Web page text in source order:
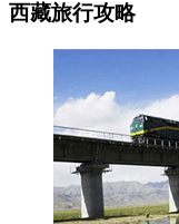
西藏旅行攻略